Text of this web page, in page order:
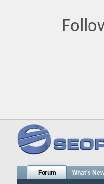
Forum What's